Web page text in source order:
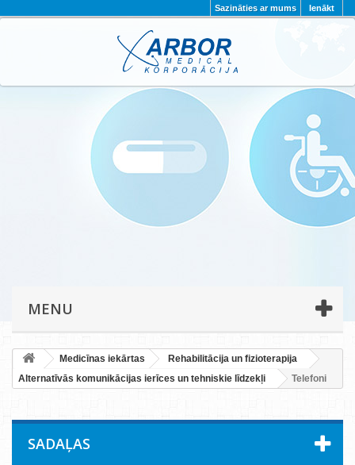
Ienākt
Sazināties ar mums
PAR MUMS PROJEKTI
KONTAKTI
PRIVĀTUMA POLITIKA
MENU
Medicīnas iekārtas
Rehabilitācija un fizioterapija
Alternatīvās komunikācijas ierīces un tehniskie līdzekļi
Telefoni
SADAĻAS